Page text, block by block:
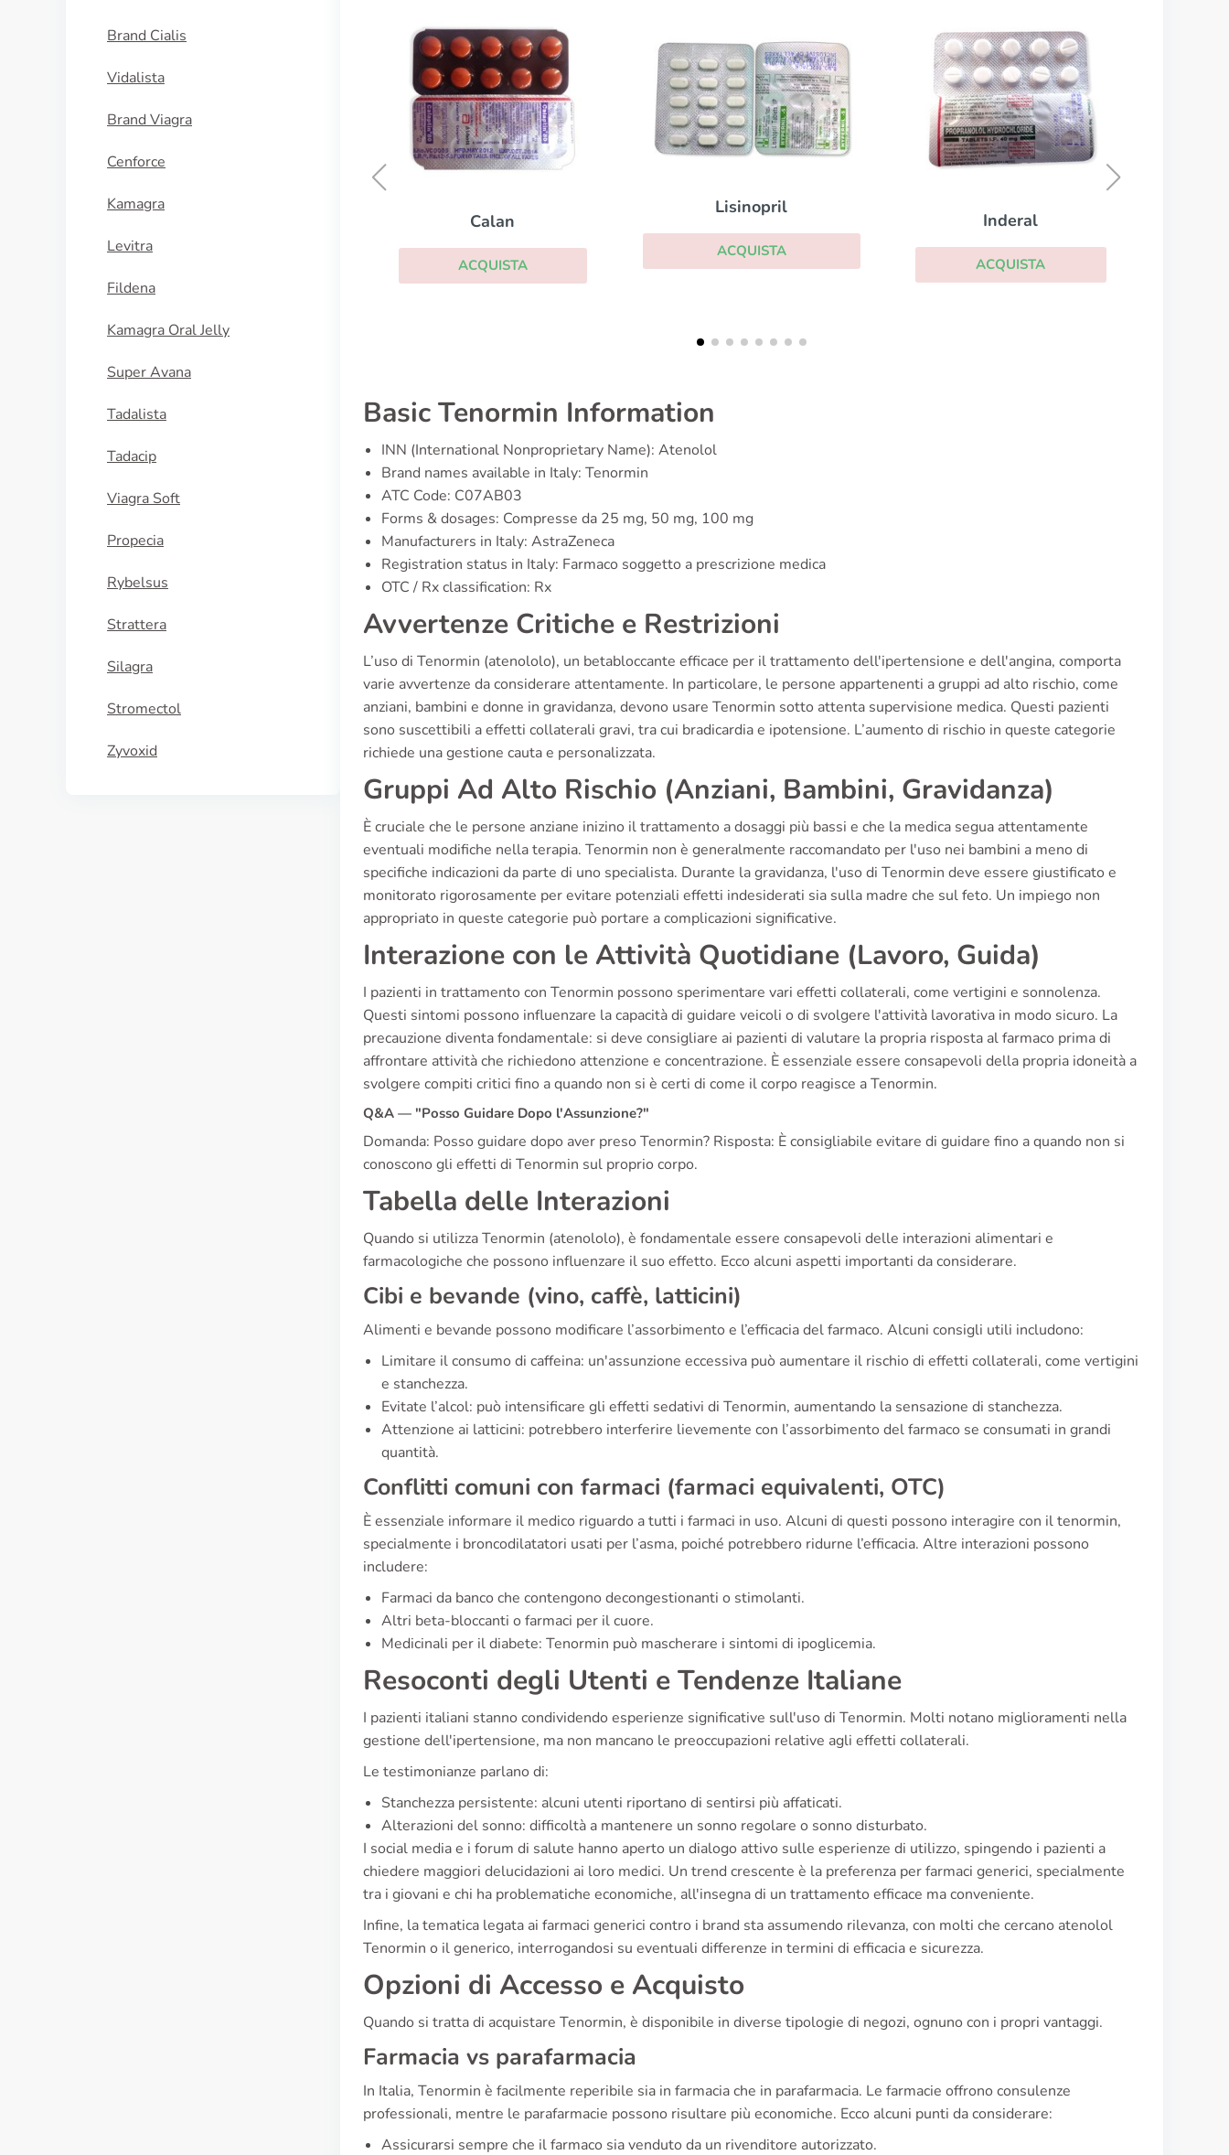
Brand Cialis
Vidalista
Brand Viagra
Cenforce
Kamagra
Levitra
Fildena
Kamagra Oral Jelly
Super Avana
Tadalista
Tadacip
Viagra Soft
Propecia
Rybelsus
Strattera
Silagra
Stromectol
Zyvoxid
ACQUISTA
Inderal
ACQUISTA
Triatec
Basic Tenormin Information
INN (International Nonproprietary Name): Atenolol
Brand names available in Italy: Tenormin
ATC Code: C07AB03
Forms & dosages: Compresse da 25 mg, 50 mg, 100 mg
Manufacturers in Italy: AstraZeneca
Registration status in Italy: Farmaco soggetto a prescrizione medica
OTC / Rx classification: Rx
Avvertenze Critiche e Restrizioni
L’uso di Tenormin (atenololo), un betabloccante efficace per il trattamento dell'ipertensione e dell'angina, comporta
varie avvertenze da considerare attentamente. In particolare, le persone appartenenti a gruppi ad alto rischio, come
anziani, bambini e donne in gravidanza, devono usare Tenormin sotto attenta supervisione medica. Questi pazienti
sono suscettibili a effetti collaterali gravi, tra cui bradicardia e ipotensione. L’aumento di rischio in queste categorie
richiede una gestione cauta e personalizzata.
Gruppi Ad Alto Rischio (Anziani, Bambini, Gravidanza)
È cruciale che le persone anziane inizino il trattamento a dosaggi più bassi e che la medica segua attentamente
eventuali modifiche nella terapia. Tenormin non è generalmente raccomandato per l'uso nei bambini a meno di
specifiche indicazioni da parte di uno specialista. Durante la gravidanza, l'uso di Tenormin deve essere giustificato e
monitorato rigorosamente per evitare potenziali effetti indesiderati sia sulla madre che sul feto. Un impiego non
appropriato in queste categorie può portare a complicazioni significative.
Interazione con le Attività Quotidiane (Lavoro, Guida)
I pazienti in trattamento con Tenormin possono sperimentare vari effetti collaterali, come vertigini e sonnolenza.
Questi sintomi possono influenzare la capacità di guidare veicoli o di svolgere l'attività lavorativa in modo sicuro. La
precauzione diventa fondamentale: si deve consigliare ai pazienti di valutare la propria risposta al farmaco prima di
affrontare attività che richiedono attenzione e concentrazione. È essenziale essere consapevoli della propria idoneità a
svolgere compiti critici fino a quando non si è certi di come il corpo reagisce a Tenormin.
Q&A — "Posso Guidare Dopo l'Assunzione?"
Domanda: Posso guidare dopo aver preso Tenormin? Risposta: È consigliabile evitare di guidare fino a quando non si
conoscono gli effetti di Tenormin sul proprio corpo.
Tabella delle Interazioni
Quando si utilizza Tenormin (atenololo), è fondamentale essere consapevoli delle interazioni alimentari e
farmacologiche che possono influenzare il suo effetto. Ecco alcuni aspetti importanti da considerare.
Cibi e bevande (vino, caffè, latticini)
Alimenti e bevande possono modificare l’assorbimento e l’efficacia del farmaco. Alcuni consigli utili includono:
Limitare il consumo di caffeina: un'assunzione eccessiva può aumentare il rischio di effetti collaterali, come vertigini
e stanchezza.
Evitate l’alcol: può intensificare gli effetti sedativi di Tenormin, aumentando la sensazione di stanchezza.
Attenzione ai latticini: potrebbero interferire lievemente con l’assorbimento del farmaco se consumati in grandi
quantità.
Conflitti comuni con farmaci (farmaci equivalenti, OTC)
È essenziale informare il medico riguardo a tutti i farmaci in uso. Alcuni di questi possono interagire con il tenormin,
specialmente i broncodilatatori usati per l’asma, poiché potrebbero ridurne l’efficacia. Altre interazioni possono
includere:
Farmaci da banco che contengono decongestionanti o stimolanti.
Altri beta-bloccanti o farmaci per il cuore.
Medicinali per il diabete: Tenormin può mascherare i sintomi di ipoglicemia.
Resoconti degli Utenti e Tendenze Italiane
I pazienti italiani stanno condividendo esperienze significative sull'uso di Tenormin. Molti notano miglioramenti nella
gestione dell'ipertensione, ma non mancano le preoccupazioni relative agli effetti collaterali.
Le testimonianze parlano di:
Stanchezza persistente: alcuni utenti riportano di sentirsi più affaticati.
Alterazioni del sonno: difficoltà a mantenere un sonno regolare o sonno disturbato.
I social media e i forum di salute hanno aperto un dialogo attivo sulle esperienze di utilizzo, spingendo i pazienti a
chiedere maggiori delucidazioni ai loro medici. Un trend crescente è la preferenza per farmaci generici, specialmente
tra i giovani e chi ha problematiche economiche, all'insegna di un trattamento efficace ma conveniente.
Infine, la tematica legata ai farmaci generici contro i brand sta assumendo rilevanza, con molti che cercano atenolol
Tenormin o il generico, interrogandosi su eventuali differenze in termini di efficacia e sicurezza.
Opzioni di Accesso e Acquisto
Quando si tratta di acquistare Tenormin, è disponibile in diverse tipologie di negozi, ognuno con i propri vantaggi.
Farmacia vs parafarmacia
In Italia, Tenormin è facilmente reperibile sia in farmacia che in parafarmacia. Le farmacie offrono consulenze
professionali, mentre le parafarmacie possono risultare più economiche. Ecco alcuni punti da considerare:
Assicurarsi sempre che il farmaco sia venduto da un rivenditore autorizzato.